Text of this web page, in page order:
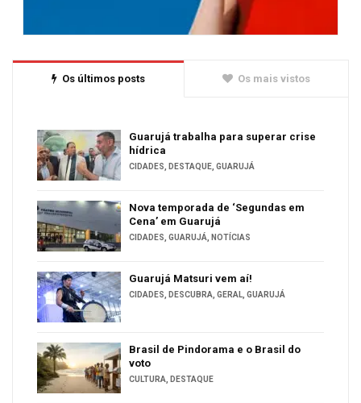
Os últimos posts Os mais vistos
Guarujá trabalha para superar crise
hídrica
CIDADES, DESTAQUE, GUARUJÁ
Nova temporada de ‘Segundas em
Cena’ em Guarujá
CIDADES, GUARUJÁ, NOTÍCIAS
Guarujá Matsuri vem aí!
CIDADES, DESCUBRA, GERAL, GUARUJÁ
Brasil de Pindorama e o Brasil do
voto
CULTURA, DESTAQUE